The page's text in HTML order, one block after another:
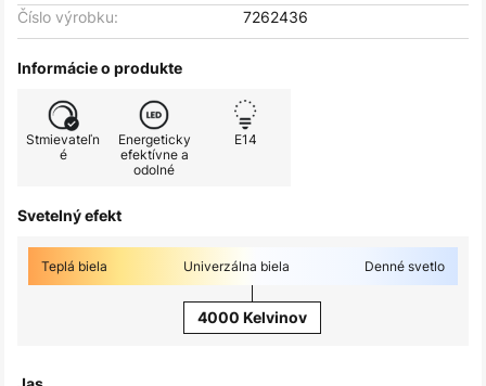
Číslo výrobku:
7262436
Informácie o produkte
Stmievateľn
é
Energeticky
efektívne a
odolné
E14
Svetelný efekt
Teplá biela Univerzálna biela Denné svetlo
4000 Kelvinov